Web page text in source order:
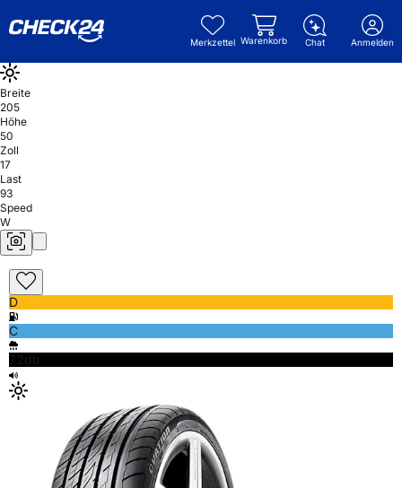
Merkzettel Warenkorb Chat Anmelden
Breite
205
Höhe
50
Zoll
17
Last
93
Speed
W
D
C
72db